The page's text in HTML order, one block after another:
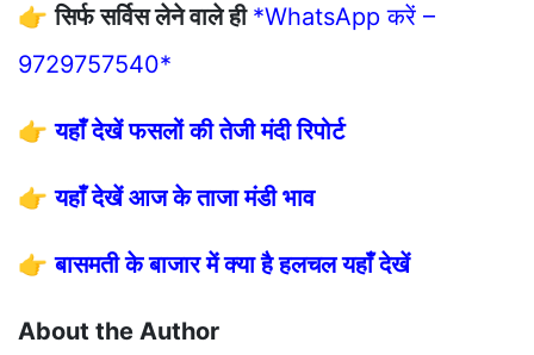
👉सिर्फ सर्विस लेने वाले ही *WhatsApp करें –
9729757540*
👉यहाँ देखें फसलों की तेजी मंदी रिपोर्ट
👉यहाँ देखें आज के ताजा मंडी भाव
👉बासमती के बाजार में क्या है हलचल यहाँ देखें
About the Author